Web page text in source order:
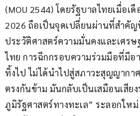
(MOU 2544) โดยรัฐบาลไทยเมื่อ
2026 ถือเป็นจุดเปลี่ยนผ่านที่สำคั
ประวัติศาสตร์ความมั่นคงและเศร
ไทย การฉีกกรอบความร่วมมือที่มีอ
ทิ้งไป ไม่ได้นำไปสู่สภาวะสุญญากา
ตรงกันข้าม มันกลับเป็นเสมือนเสีย
ภูมิรัฐศาสตร์ทางทะเล” ระลอกใ